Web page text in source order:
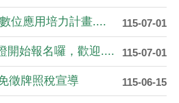
115-07-01
位應用培力計畫....
115-07-01
開始報名囉，歡迎....
115-06-15
徵牌照稅宣導